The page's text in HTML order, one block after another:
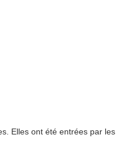
Elles ont été entrées par